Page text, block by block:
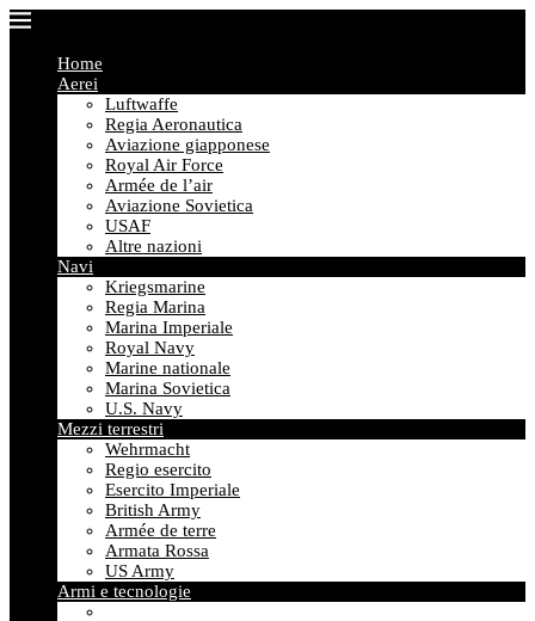
Home
Aerei
Luftwaffe
Regia Aeronautica
Aviazione giapponese
Royal Air Force
Armée de l’air
Aviazione Sovietica
USAF
Altre nazioni
Navi
Kriegsmarine
Regia Marina
Marina Imperiale
Royal Navy
Marine nationale
Marina Sovietica
U.S. Navy
Mezzi terrestri
Wehrmacht
Regio esercito
Esercito Imperiale
British Army
Armée de terre
Armata Rossa
US Army
Armi e tecnologie